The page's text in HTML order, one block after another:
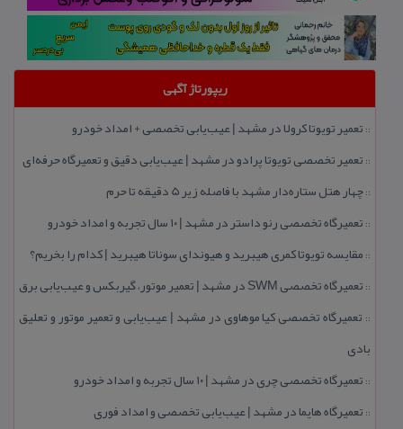
ریپورتاژ آگهی
:: تعمیر تویوتا كرولا در مشهد | عیب‌یابی تخصصی + امداد خودرو
:: تعمیر تخصصی تویوتا پرادو در مشهد | عیب‌یابی دقیق و تعمیرگاه حرفه‌ای
::چهار هتل‌ ستاره‌دار مشهد با فاصله زیر 5 دقیقه تا حرم
:: تعمیرگاه تخصصی رنو داستر در مشهد | ۱۰ سال تجربه و امداد خودرو
:: مقایسه تویوتا كمری هیبرید و هیوندای سوناتا هیبرید | كدام را بخریم؟
:: تعمیرگاه تخصصی SWM در مشهد | تعمیر موتور، گیربكس و عیب‌یابی برق
:: تعمیرگاه تخصصی كیا موهاوی در مشهد | عیب‌یابی و تعمیر موتور و تعلیق
بادی
:: تعمیرگاه تخصصی چری در مشهد | ۱۰ سال تجربه و امداد خودرو
:: تعمیرگاه هایما در مشهد | عیب‌یابی تخصصی و امداد فوری